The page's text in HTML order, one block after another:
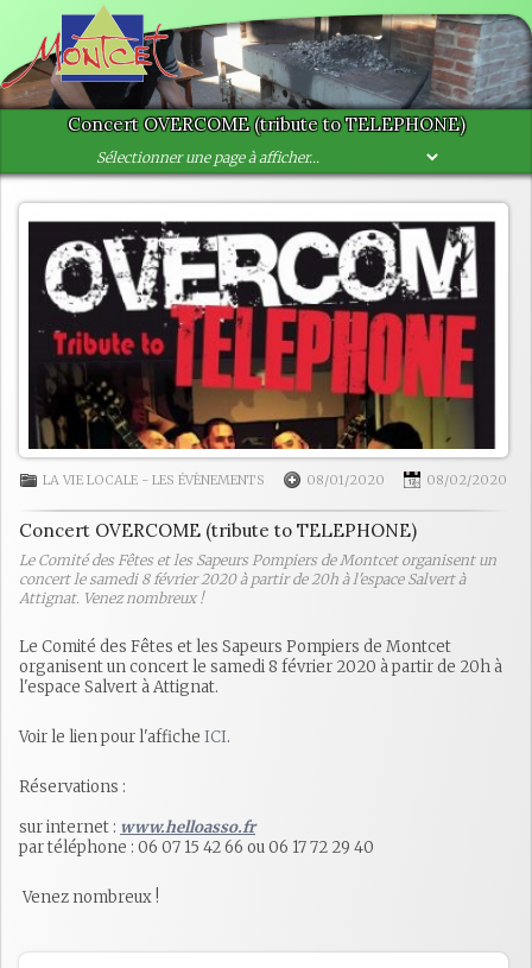
Concert OVERCOME (tribute to TELEPHONE)
LA VIE LOCALE - LES ÉVÈNEMENTS 08/01/2020 08/02/2020
Concert OVERCOME (tribute to TELEPHONE)
Le Comité des Fêtes et les Sapeurs Pompiers de Montcet organisent un
concert le samedi 8 février 2020 à partir de 20h à l'espace Salvert à
Attignat. Venez nombreux !
Le Comité des Fêtes et les Sapeurs Pompiers de Montcet
organisent un concert le samedi 8 février 2020 à partir de 20h à
l'espace Salvert à Attignat.
Voir le lien pour l'affiche ICI.
Réservations :
sur internet : www.helloasso.fr
par téléphone : 06 07 15 42 66 ou 06 17 72 29 40
Venez nombreux !